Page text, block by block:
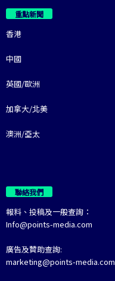
重點新聞
香港
中國
英國/歐洲
加拿大/北美
澳洲/亞太
聯絡我們
報料、投稿及一般查詢：
Info@points-media.com
廣告及贊助查詢:
marketing@points-media.com